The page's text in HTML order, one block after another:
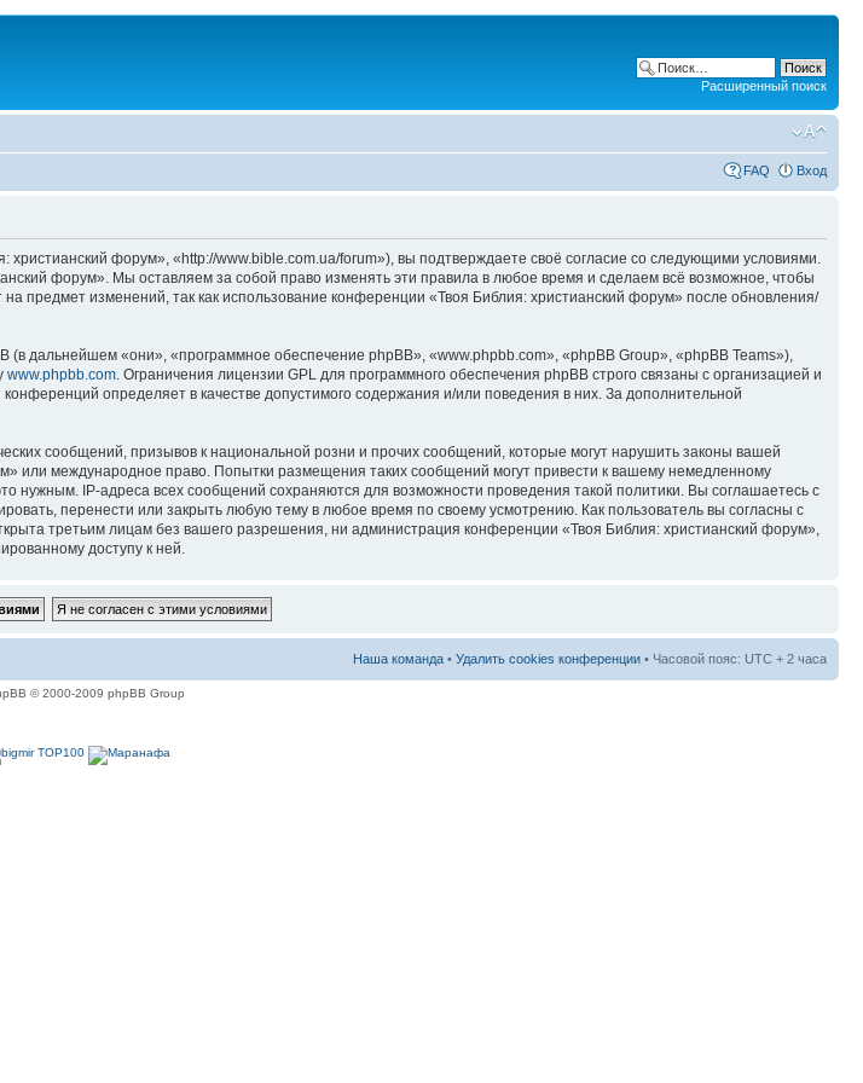
Расширенный поиск
FAQ Вход
форум», «http://www.bible.com.ua/forum»), вы подтверждаете своё согласие со следующими условиями.
форум». Мы оставляем за собой право изменять эти правила в любое время и сделаем всё возможное, чтобы
предмет изменений, так как использование конференции «Твоя Библия: христианский форум» после обновления/
дальнейшем «они», «программное обеспечение phpBB», «www.phpbb.com», «phpBB Group», «phpBB Teams»),
www.phpbb.com . Ограничения лицензии GPL для программного обеспечения phpBB строго связаны с организацией и
определяет в качестве допустимого содержания и/или поведения в них. За дополнительной
сообщений, призывов к национальной розни и прочих сообщений, которые могут нарушить законы вашей
или международное право. Попытки размещения таких сообщений могут привести к вашему немедленному
нужным. IP-адреса всех сообщений сохраняются для возможности проведения такой политики. Вы соглашаетесь с
перенести или закрыть любую тему в любое время по своему усмотрению. Как пользователь вы согласны с
третьим лицам без вашего разрешения, ни администрация конференции «Твоя Библия: христианский форум»,
доступу к ней.
Наша команда • Удалить cookies конференции • Часовой пояс: UTC + 2 часа
© 2000-2009 phpBB Group